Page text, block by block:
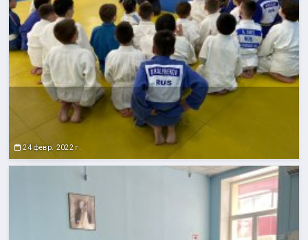
24 февр. 2022 г.